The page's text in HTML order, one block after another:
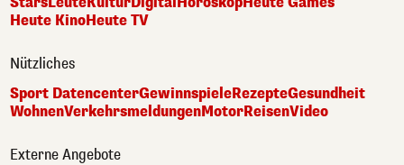
Heute KinoHeute TV
Nützliches
Sport DatencenterGewinnspieleRezepteGesundheit
WohnenVerkehrsmeldungenMotorReisenVideo
Externe Angebote